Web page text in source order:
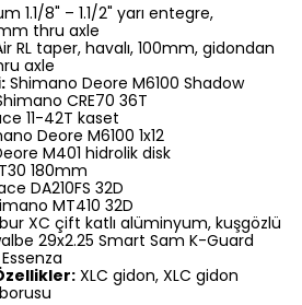
1.1/8" – 1.1/2" yarı entegre,
thru axle
RL taper, havalı, 100mm, gidondan
axle
Shimano Deore M6100 Shadow
CRE70 36T
11-42T kaset
Deore M6100 1x12
M401 hidrolik disk
180mm
DA210FS 32D
MT410 32D
XC çift katlı alüminyum, kuşgözlü
29x2.25 Smart Sam K-Guard
XLC gidon, XLC gidon